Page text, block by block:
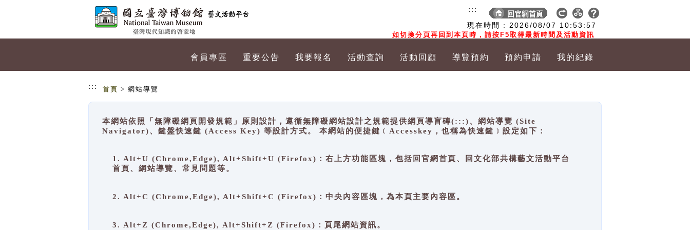
現在時間 : 2026/08/07 10:53:57
如切換分頁再回到本頁時，請按F5取得最新時間及活動資訊
:::
會員專區 重要公告 我要報名 活動查詢 活動回顧 導覽預約 預約申請 我的紀錄
::: 首頁 > 網站導覽
本網站依照「無障礙網頁開發規範」原則設計，遵循無障礙網站設計之規範提供網頁導盲磚(:::)、網站導覽 (Site
Navigator)、鍵盤快速鍵 (Access Key) 等設計方式。 本網站的便捷鍵﹝Accesskey，也稱為快速鍵﹞設定如下：
1. Alt+U (Chrome,Edge), Alt+Shift+U (Firefox)：右上方功能區塊，包括回官網首頁、回文化部共構藝文活動平台
首頁、網站導覽、常見問題等。
2. Alt+C (Chrome,Edge), Alt+Shift+C (Firefox)：中央內容區塊，為本頁主要內容區。
3. Alt+Z (Chrome,Edge), Alt+Shift+Z (Firefox)：頁尾網站資訊。